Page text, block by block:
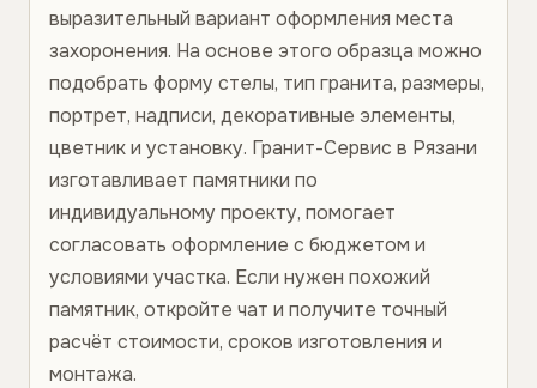
выразительный вариант оформления места
захоронения. На основе этого образца можно
подобрать форму стелы, тип гранита, размеры,
портрет, надписи, декоративные элементы,
цветник и установку. Гранит-Сервис в Рязани
изготавливает памятники по
индивидуальному проекту, помогает
согласовать оформление с бюджетом и
условиями участка. Если нужен похожий
памятник, откройте чат и получите точный
расчёт стоимости, сроков изготовления и
монтажа.